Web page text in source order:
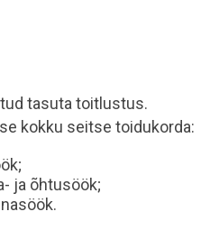
tasuta toitlustus.
kokku seitse toidukorda:
ja õhtusöök;